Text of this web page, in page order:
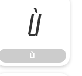
ù
ù